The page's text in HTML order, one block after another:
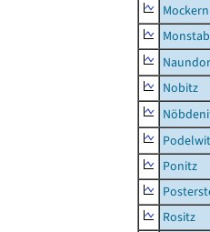
Mockern
Monstab
Nobitz
Ponitz
Rositz